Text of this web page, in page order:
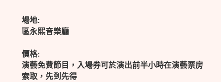
場地:
區永熙音樂廳
價格:
演藝免費節目，入場券可於演出前半小時在演藝票房
索取，先到先得